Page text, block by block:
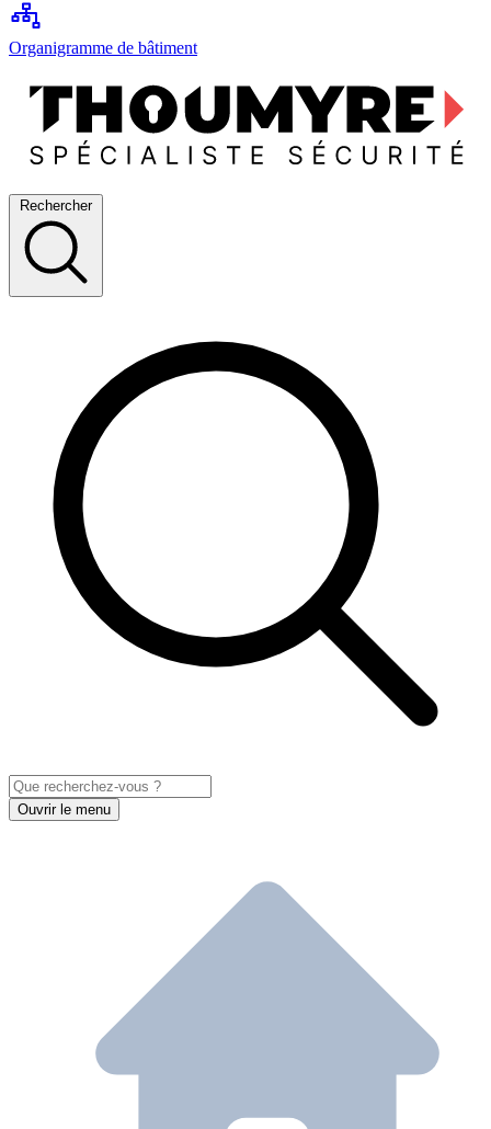
Organigramme de bâtiment
Rechercher
Ouvrir le menu